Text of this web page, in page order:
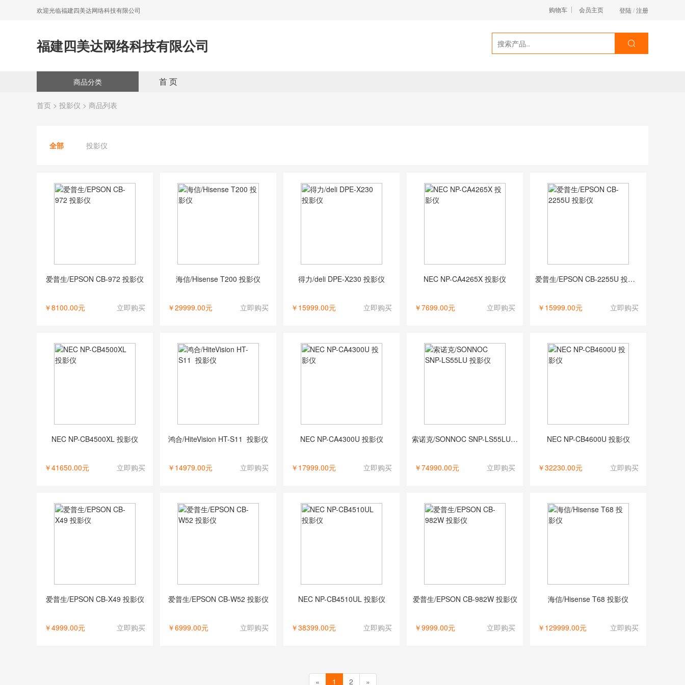
欢迎光临福建四美达网络科技有限公司 购物车 会员主页 登陆/注册
福建四美达网络科技有限公司
商品分类 首 页
首页 > 投影仪 > 商品列表
全部 投影仪
爱普生/EPSON CB-972 投影仪
￥8100.00元 立即购买
海信/Hisense T200 投影仪
￥29999.00元 立即购买
得力/deli DPE-X230 投影仪
￥15999.00元 立即购买
NEC NP-CA4265X 投影仪
￥7699.00元 立即购买
爱普生/EPSON CB-2255U 投影仪
￥15999.00元 立即购买
NEC NP-CB4500XL 投影仪
￥41650.00元 立即购买
鸿合/HiteVision HT-S11 投影仪
￥14979.00元 立即购买
NEC NP-CA4300U 投影仪
￥17999.00元 立即购买
索诺克/SONNOC SNP-LS55LU 投影仪
￥74990.00元 立即购买
NEC NP-CB4600U 投影仪
￥32230.00元 立即购买
爱普生/EPSON CB-X49 投影仪
￥4999.00元 立即购买
爱普生/EPSON CB-W52 投影仪
￥6999.00元 立即购买
NEC NP-CB4510UL 投影仪
￥38399.00元 立即购买
爱普生/EPSON CB-982W 投影仪
￥9999.00元 立即购买
海信/Hisense T68 投影仪
￥129999.00元 立即购买
« 1 2 »